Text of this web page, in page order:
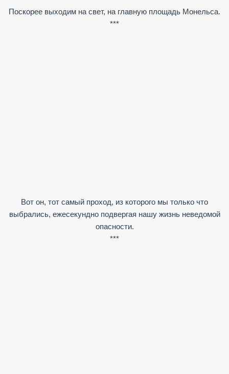
Поскорее выходим на свет, на главную площадь Монельса.
***
Вот он, тот самый проход, из которого мы только что
выбрались, ежесекундно подвергая нашу жизнь неведомой
опасности.
***